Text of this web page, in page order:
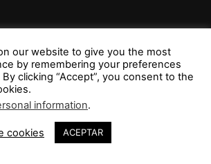
our website to give you the most
by remembering your preferences
clicking “Accept”, you consent to the
information.
cookies ACEPTAR